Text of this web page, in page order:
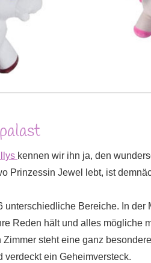
kennen wir ihn ja, den
Prinzessin Jewel lebt, ist
unterschiedliche Bereiche. In
Reden hält und alles mögliche
Zimmer steht eine ganz
verdeckt ein Geheimversteck.